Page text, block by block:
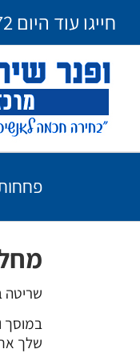
content
חייגו עוד היום
שריטה
שלך